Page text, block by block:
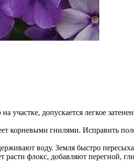
участке, допускается легкое
корневыми гнилями. Исправить
воду. Земля быстро
расти флокс, добавляют перегной,